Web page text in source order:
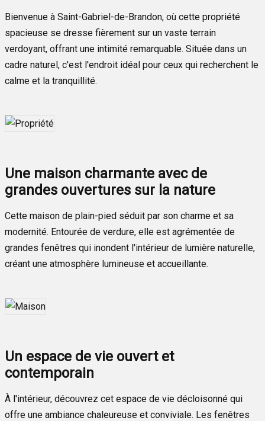
Bienvenue à Saint-Gabriel-de-Brandon, où cette propriété
spacieuse se dresse fièrement sur un vaste terrain
verdoyant, offrant une intimité remarquable. Située dans un
cadre naturel, c'est l'endroit idéal pour ceux qui recherchent le
calme et la tranquillité.
Une maison charmante avec de
grandes ouvertures sur la nature
Cette maison de plain-pied séduit par son charme et sa
modernité. Entourée de verdure, elle est agrémentée de
grandes fenêtres qui inondent l'intérieur de lumière naturelle,
créant une atmosphère lumineuse et accueillante.
Un espace de vie ouvert et
contemporain
À l'intérieur, découvrez cet espace de vie décloisonné qui
offre une ambiance chaleureuse et conviviale. Les fenêtres